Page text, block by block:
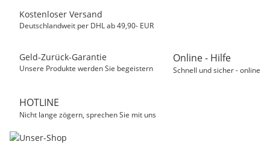
Kostenloser Versand
Deutschlandweit per DHL ab 49,90- EUR
Geld-Zurück-Garantie
Unsere Produkte werden Sie begeistern
Online - Hilfe
Schnell und sicher - online
HOTLINE
Nicht lange zögern, sprechen Sie mit uns